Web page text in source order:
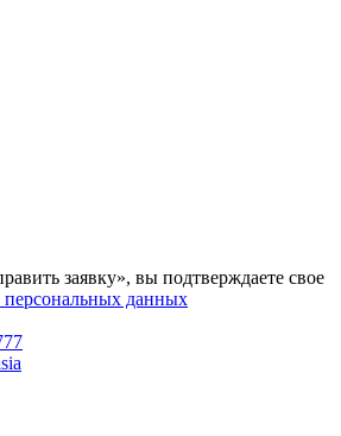
заявку», вы подтверждаете свое
персональных данных